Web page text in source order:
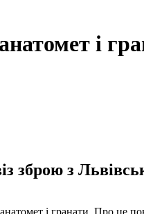
і
з
і гранати. Про це